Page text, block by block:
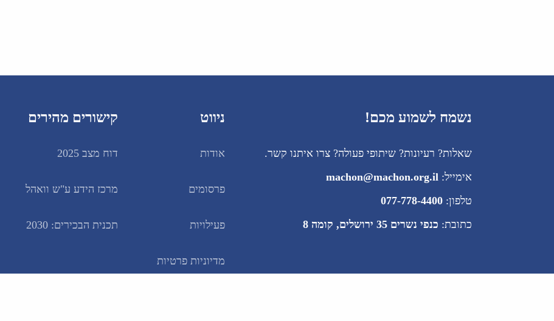
נשמח לשמוע מכם!
שאלות? רעיונות? שיתופי פעולה? צרו איתנו קשר.
אימייל: machon@machon.org.il
טלפון: 077-778-4400
כתובת: כנפי נשרים 35 ירושלים, קומה 8
ניווט
אודות
פרסומים
פעילויות
מדיוניות פרטיות
קישורים מהירים
דוח מצב 2025
מרכז הידע ע"ש וואהל
תכנית הבכירים: 2030